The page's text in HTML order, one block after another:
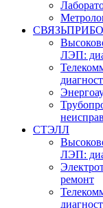
ЛЭП:
СТЭЛЛ
ЛЭП:
ремонт